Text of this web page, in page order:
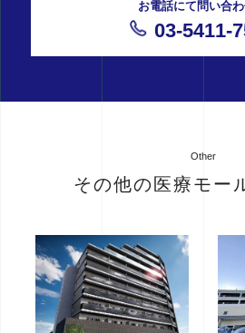
お電話にて問い合
03-5411-
Other
その他の医療モー